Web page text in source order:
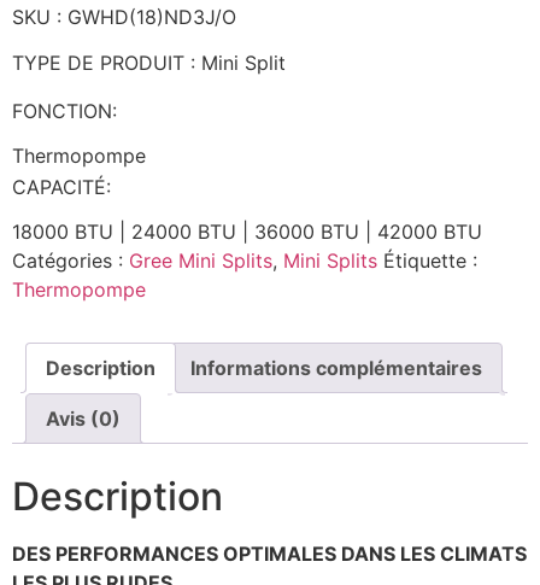
SKU : GWHD(18)ND3J/O
TYPE DE PRODUIT : Mini Split
FONCTION:
Thermopompe
CAPACITÉ:
18000 BTU | 24000 BTU | 36000 BTU | 42000 BTU
Catégories : Gree Mini Splits, Mini Splits Étiquette :
Thermopompe
Description Informations complémentaires
Avis (0)
Description
DES PERFORMANCES OPTIMALES DANS LES CLIMATS